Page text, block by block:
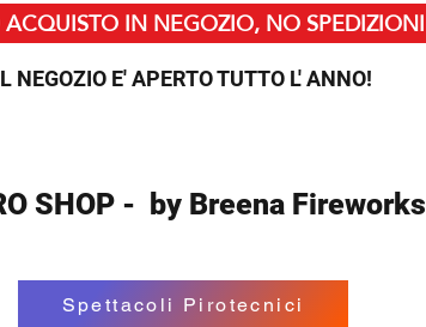
IN NEGOZIO, NO SPEDIZIONI
NEGOZIO E' APERTO TUTTO L' ANNO!
SHOP - by Breena Fireworks
Spettacoli Pirotecnici